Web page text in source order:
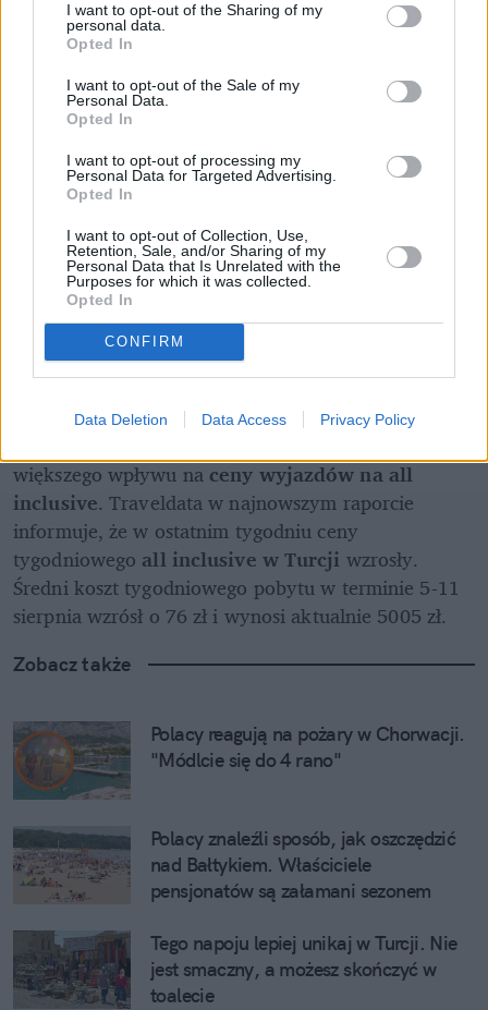
I want to opt-out of the Sharing of my
personal data.
Opted In
I want to opt-out of the Sale of my
Personal Data.
Opted In
I want to opt-out of processing my
Personal Data for Targeted Advertising.
Opted In
I want to opt-out of Collection, Use,
Retention, Sale, and/or Sharing of my
Personal Data that Is Unrelated with the
Purposes for which it was collected.
Opted In
CONFIRM
Data Deletion Data Access Privacy Policy
Domowy obiad od podstaw bez stania
czy to możliwe
większego wpływu na ceny wyjazdów na all
inclusive. Traveldata w najnowszym raporcie
informuje, że w ostatnim tygodniu ceny
tygodniowego all inclusive w Turcji wzrosły.
Średni koszt tygodniowego pobytu w terminie 5-11
sierpnia wzrósł o 76 zł i wynosi aktualnie 5005 zł.
Zobacz także
Polacy reagują na pożary w Chorwacji.
"Módlcie się do 4 rano"
Polacy znaleźli sposób, jak oszczędzić
nad Bałtykiem. Właściciele
pensjonatów są załamani sezonem
Tego napoju lepiej unikaj w Turcji. Nie
jest smaczny, a możesz skończyć w
toalecie